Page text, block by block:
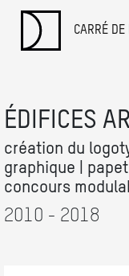
CARRÉ DE
ÉDIFICES
création du
graphique |
concours
2010 - 2018